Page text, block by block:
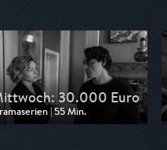
30.000 Euro
| 55 Min.
von ZDF